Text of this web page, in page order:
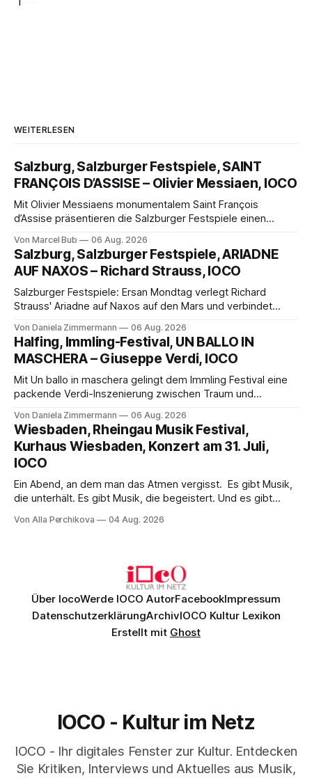
WEITERLESEN
Salzburg, Salzburger Festspiele, SAINT
FRANÇOIS D’ASSISE – Olivier Messiaen, IOCO
Mit Olivier Messiaens monumentalem Saint François
d’Assise präsentieren die Salzburger Festspiele einen
eine bildgewaltige Inszenierung, Maxime Pascal entfaltet
die komplexe Partitur eindrucksvoll, Philippe Sly berührt als
Franziskus.
Von Marcel Bub 06 Aug. 2026
Salzburg, Salzburger Festspiele, ARIADNE
AUF NAXOS – Richard Strauss, IOCO
Salzburger Festspiele: Ersan Mondtag verlegt Richard
Strauss' Ariadne auf Naxos auf den Mars und verbindet
Aufführung mit starken Solisten und den Wiener
Philharmonikern, szenisch bleibt der zweite Akt jedoch
hinter den Erwartungen zurück.
Von Daniela Zimmermann 06 Aug. 2026
Halfing, Immling-Festival, UN BALLO IN
MASCHERA – Giuseppe Verdi, IOCO
Mit Un ballo in maschera gelingt dem Immling Festival eine
packende Verdi-Inszenierung zwischen Traum und
psychologische Tiefe mit starken Bildern, getragen von
einem spielfreudigen Ensemble und einer musikalisch
überzeugenden Gesamtleistung.
Von Daniela Zimmermann 06 Aug. 2026
Wiesbaden, Rheingau Musik Festival,
Kurhaus Wiesbaden, Konzert am 31. Juli,
IOCO
Ein Abend, an dem man das Atmen vergisst. Es gibt Musik,
die unterhält. Es gibt Musik, die begeistert. Und es gibt
Genau so war der Abend im Kurhaus Wiesbaden, an dem
Von Alla Perchikova 04 Aug. 2026
Über IocoWerde IOCO AutorFacebookImpressum
DatenschutzerklärungArchivIOCO Kultur Lexikon
Erstellt mit Ghost
IOCO - Kultur im Netz
IOCO - Ihr digitales Fenster zur Kultur. Entdecken
Sie Kritiken, Interviews und Aktuelles aus Musik,